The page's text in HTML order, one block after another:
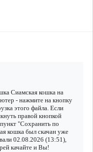
Сиамская кошка на
- нажмите на кнопку
этого файла. Если
правой кнопкой
"Сохранить по
кошка был скачан уже
02.08.2026 (13:51),
качайте и Вы!